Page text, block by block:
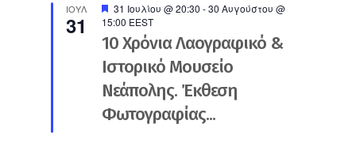
ΙΟΎΛ
31
Προτεινόμενο
31 Ιουλίου @ 20:30 -30 Αυγούστου @
15:00 EEST
10 Χρόνια Λαογραφικό &
Ιστορικό Μουσείο
Νεάπολης. Έκθεση
Φωτογραφίας...